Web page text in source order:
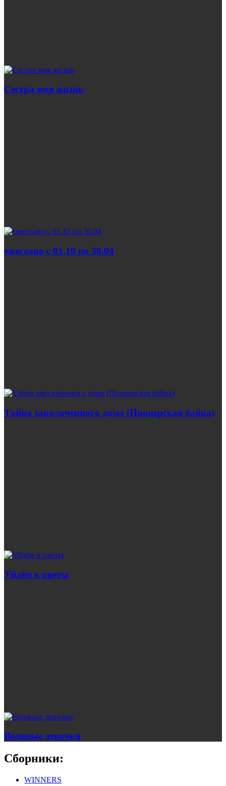
Сестра моя жизнь
ежегодно с 01.10 по 30.04
Тайна заколоченного дома (Пионерская байка)
Уйдём в цветы
Водяные девочки
Сборники:
WINNERS